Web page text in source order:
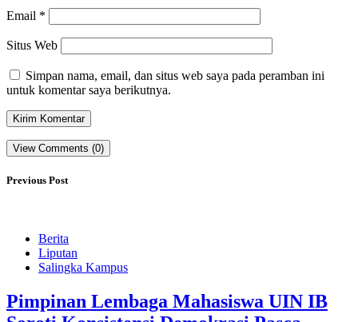
Email *
Situs Web
Simpan nama, email, dan situs web saya pada peramban ini
untuk komentar saya berikutnya.
View Comments (0)
Previous Post
Berita
Liputan
Salingka Kampus
Pimpinan Lembaga Mahasiswa UIN IB